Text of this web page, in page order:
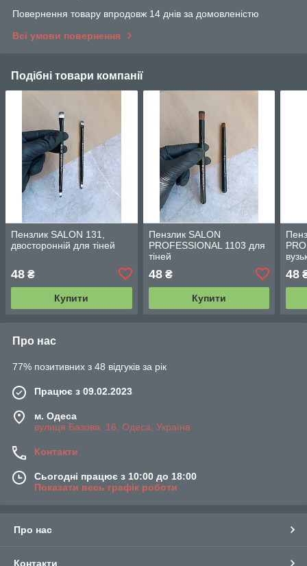
Повернення товару впродовж 14 днів за домовленістю
Всі умови повернення
Подібні товари компанії
Пензлик SALON 131,
двосторонній для тіней
48 ₴
Купити
Пензлик SALON
PROFESSIONAL 1103 для
тіней
48₴
Купити
48
Про нас
77% позитивних з 48 відгуків за рік
Працює з 09.02.2023
м. Одеса
вулиця Базова, 16, Одеса, Україна
Контакти
Сьогодні працює з 10:00 до 18:00
Показати весь графік роботи
Про нас
Контакти